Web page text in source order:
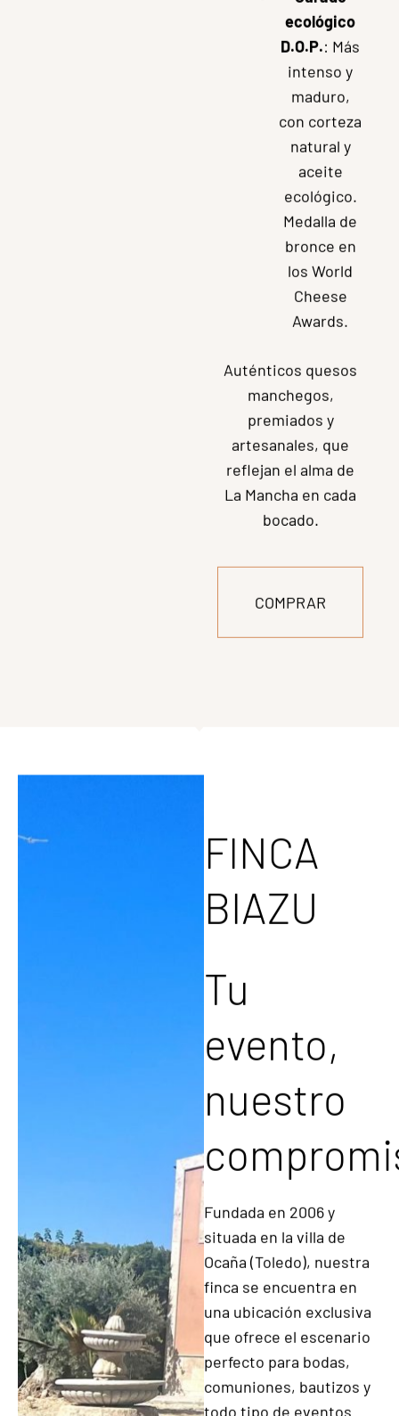
Sabor
suave y
cremoso,
con
curación
equilibrada
y corteza
untada en
aceite.
Curado
ecológico
D.O.P.: Más
intenso y
con corteza
natural y
aceite
ecológico.
Medalla de
bronce en
los World
COMPRAR
FINCA
BIAZU
Tu
evento,
nuestro